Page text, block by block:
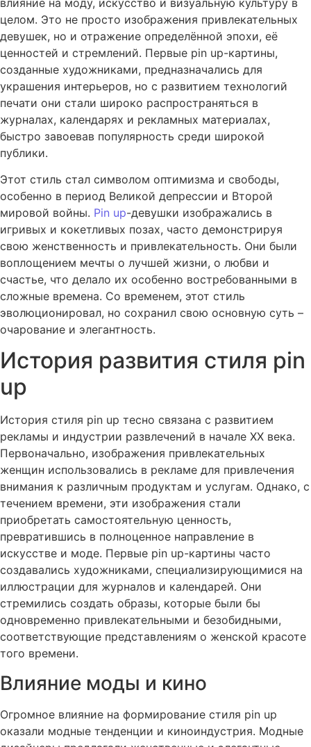
целом. Это не просто изображения привлекательных
девушек, но и отражение определённой эпохи, её
ценностей и стремлений. Первые pin up-картины,
созданные художниками, предназначались для
украшения интерьеров, но с развитием технологий
печати они стали широко распространяться в
журналах, календарях и рекламных материалах,
быстро завоевав популярность среди широкой
публики.
Этот стиль стал символом оптимизма и свободы,
особенно в период Великой депрессии и Второй
мировой войны. Pin up-девушки изображались в
игривых и кокетливых позах, часто демонстрируя
свою женственность и привлекательность. Они были
воплощением мечты о лучшей жизни, о любви и
счастье, что делало их особенно востребованными в
сложные времена. Со временем, этот стиль
эволюционировал, но сохранил свою основную суть –
очарование и элегантность.
История развития стиля pin
up
История стиля pin up тесно связана с развитием
рекламы и индустрии развлечений в начале XX века.
Первоначально, изображения привлекательных
женщин использовались в рекламе для привлечения
внимания к различным продуктам и услугам. Однако, с
течением времени, эти изображения стали
приобретать самостоятельную ценность,
превратившись в полноценное направление в
искусстве и моде. Первые pin up-картины часто
создавались художниками, специализирующимися на
иллюстрации для журналов и календарей. Они
стремились создать образы, которые были бы
одновременно привлекательными и безобидными,
соответствующие представлениям о женской красоте
того времени.
Влияние моды и кино
Огромное влияние на формирование стиля pin up
оказали модные тенденции и киноиндустрия. Модные